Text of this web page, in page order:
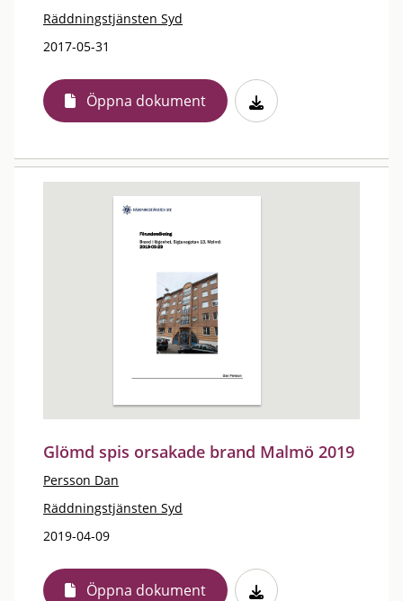
Räddningstjänsten Syd
2017-05-31
Öppna dokument
Glömd spis orsakade brand Malmö 2019
Persson Dan
Räddningstjänsten Syd
2019-04-09
Öppna dokument